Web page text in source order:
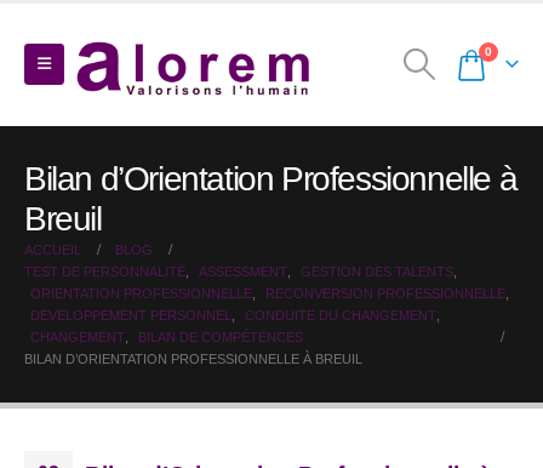
0
Bilan d’Orientation Professionnelle à
Breuil
ACCUEIL
BLOG
TEST DE PERSONNALITÉ
ASSESSMENT GESTION DES TALENTS
ORIENTATION PROFESSIONNELLE
RECONVERSION PROFESSIONNELLE
DEVELOPPEMENT PERSONNEL
CONDUITE DU CHANGEMENT
CHANGEMENT
BILAN DE COMPÉTENCES
BILAN D’ORIENTATION PROFESSIONNELLE À BREUIL